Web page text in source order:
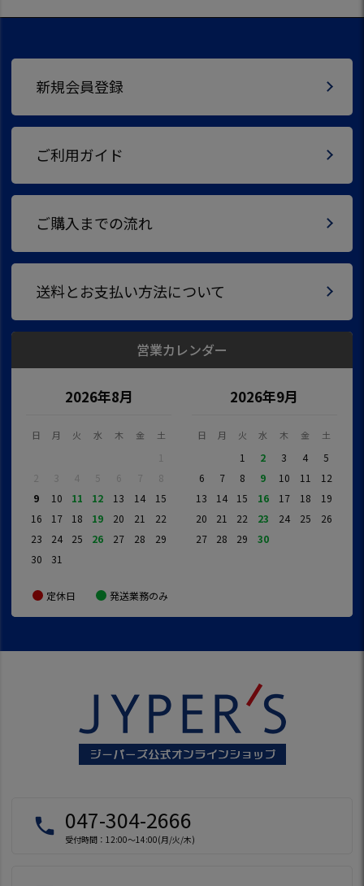
新規会員登録
ご利用ガイド
ご購入までの流れ
送料とお支払い方法について
営業カレンダー
2026年8月
日 月 火 水 木 金 土
1
2
3 4 5 6 7
8
9
10 11 12 13 14
15
16
17 18 19 20 21
22
23
24 25 26 27 28
29
30
31
2026年9月
日 月 火 水 木 金 土
1 2 3 4
5
6
7 8 9 10 11
12
13
14 15 16 17 18
19
20
21 22 23 24 25
26
27
28 29 30
定休日 発送業務のみ
local_phone 047-304-2666
受付時間：12:00～14:00(月/火/木)